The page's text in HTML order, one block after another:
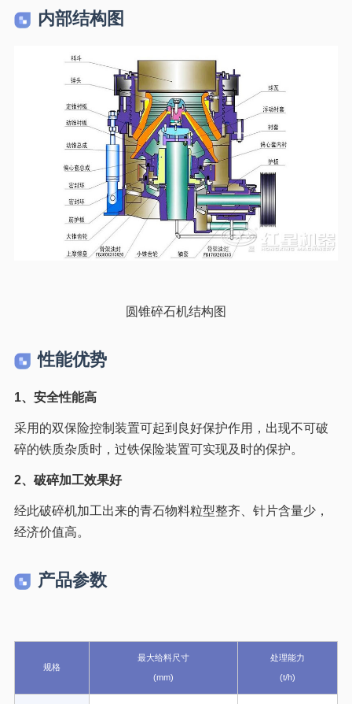
内部结构图
圆锥碎石机结构图
性能优势
1、安全性能高
采用的双保险控制装置可起到良好保护作用，出现不可破
碎的铁质杂质时，过铁保险装置可实现及时的保护。
2、破碎加工效果好
经此破碎机加工出来的青石物料粒型整齐、针片含量少，
经济价值高。
产品参数
规格
最大给料尺寸
(mm)
处理能力
(t/h)